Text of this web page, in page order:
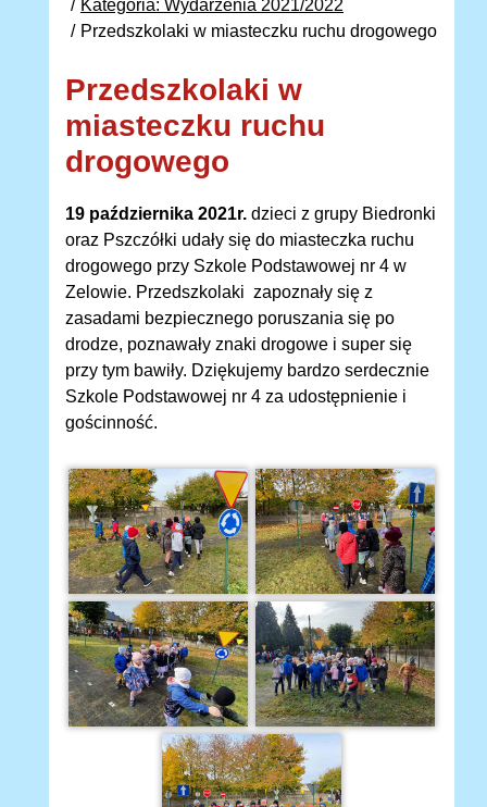
Kategoria: Wydarzenia 2021/2022
Przedszkolaki w miasteczku ruchu drogowego
Przedszkolaki w
miasteczku ruchu
drogowego
19 października 2021r. dzieci z grupy Biedronki
oraz Pszczółki udały się do miasteczka ruchu
drogowego przy Szkole Podstawowej nr 4 w
Zelowie. Przedszkolaki zapoznały się z
zasadami bezpiecznego poruszania się po
drodze, poznawały znaki drogowe i super się
przy tym bawiły. Dziękujemy bardzo serdecznie
Szkole Podstawowej nr 4 za udostępnienie i
gościnność.